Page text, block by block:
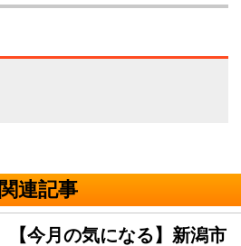
関連記事
【今月の気になる】新潟市